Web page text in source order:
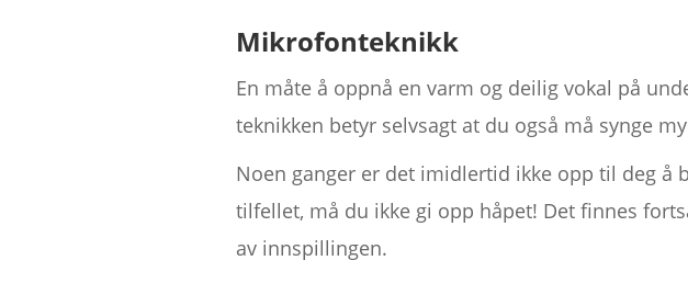
Mikrofonteknikk
En måte å oppnå en varm og deilig vokal på
teknikken betyr selvsagt at du også må synge
Noen ganger er det imidlertid ikke opp til deg å
tilfellet, må du ikke gi opp håpet! Det finnes
av innspillingen.